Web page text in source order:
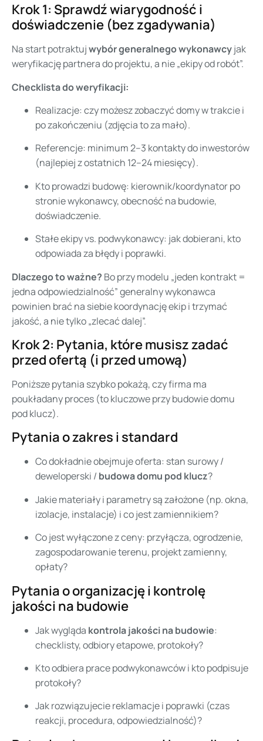
Krok 1: Sprawdź wiarygodność i
doświadczenie (bez zgadywania)
Na start potraktujwybór generalnego wykonawcyjak
weryfikację partnera do projektu, a nie „ekipy od robót”.
Checklista do weryfikacji:
Realizacje: czy możesz zobaczyć domy w trakcie i
po zakończeniu (zdjęcia to za mało).
Referencje: minimum 2–3 kontakty do inwestorów
(najlepiej z ostatnich 12–24 miesięcy).
Kto prowadzi budowę: kierownik/koordynator po
stronie wykonawcy, obecność na budowie,
doświadczenie.
Stałe ekipy vs. podwykonawcy: jak dobierani, kto
odpowiada za błędy i poprawki.
Dlaczego to ważne? Bo przy modelu „jeden kontrakt =
jedna odpowiedzialność” generalny wykonawca
powinien brać na siebie koordynację ekip i trzymać
jakość, a nie tylko „zlecać dalej”.
Krok 2: Pytania, które musisz zadać
przed ofertą (i przed umową)
Poniższe pytania szybko pokażą, czy firma ma
poukładany proces (to kluczowe przy budowie domu
pod klucz).
Pytania o zakres i standard
Co dokładnie obejmuje oferta: stan surowy /
deweloperski / budowa domu pod klucz?
Jakie materiały i parametry są założone (np. okna,
izolacje, instalacje) i co jest zamiennikiem?
Co jest wyłączone z ceny: przyłącza, ogrodzenie,
zagospodarowanie terenu, projekt zamienny,
opłaty?
Pytania o organizację i kontrolę
jakości na budowie
Jak wygląda kontrola jakości na budowie:
checklisty, odbiory etapowe, protokoły?
Kto odbiera prace podwykonawców i kto podpisuje
protokoły?
Jak rozwiązujecie reklamacje i poprawki (czas
reakcji, procedura, odpowiedzialność)?